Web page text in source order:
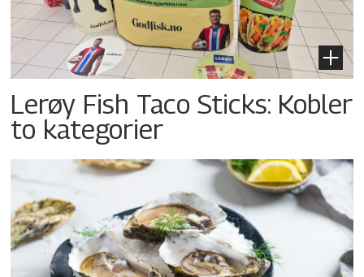
Lerøy Fish Taco Sticks: Kobler
to kategorier